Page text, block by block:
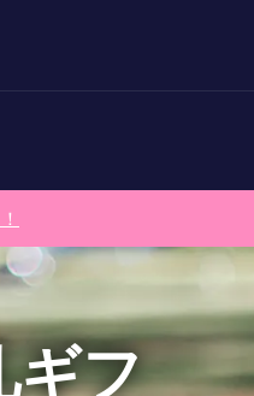
ギフ